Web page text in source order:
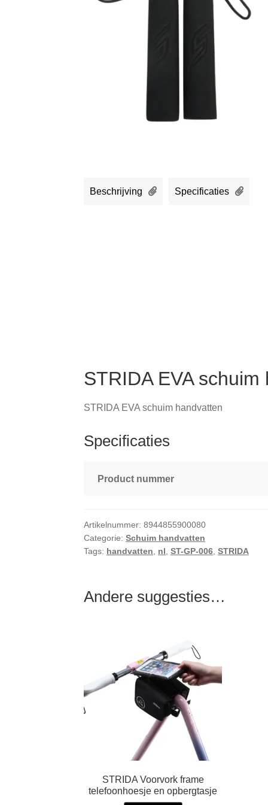
Beschrijving Specificaties
STRIDA EVA schuim
STRIDA EVA schuim handvatten
Specificaties
Product nummer
Artikelnummer:8944855900080
Categorie:Schuim handvatten
Tags: handvatten, nl,ST-GP-006,STRIDA
Andere suggesties…
STRIDA Voorvork frame
telefoonhoesje en opbergtasje